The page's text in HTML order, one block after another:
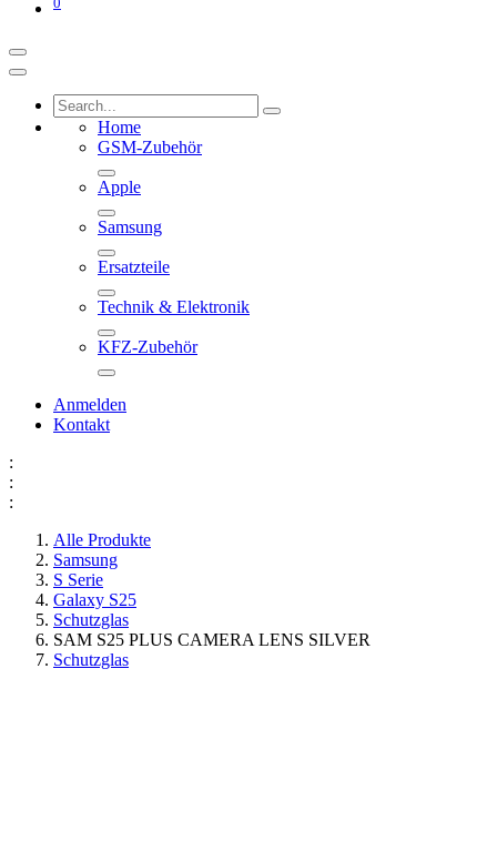
Home
GSM-Zubehör
Apple
Samsung
Ersatzteile
Technik & Elektronik
KFZ-Zubehör
Anmelden
Kontakt
:
:
:
Alle Produkte
Samsung
S Serie
Galaxy S25
Schutzglas
SAM S25 PLUS CAMERA LENS SILVER
Schutzglas